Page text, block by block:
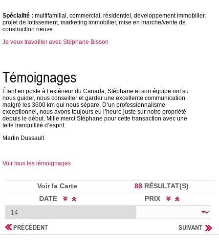
Spécialité : multifamilial, commercial, résidentiel, développement immobilier,
projet de lotissement, marketing immobilier, mise en marche/vente de
construction neuve
Je veux travailler avec Stéphane Bisson
Témoignages
Étant en poste à l’extérieur du Canada, Stéphane et son équipe ont su
nous guider, nous conseiller et garder une excellente communication
malgré les 3600 km qui nous sépare. D’un professionnalisme
exceptionnel, nous avons toujours eu l’heure juste sur notre propriété
depuis le début. Mille merci Stéphane pour cette transaction avec une
telle tranquillité d’esprit.
Martin Dussault
Voir tous les témoignages
Voir la Carte 88 RÉSULTAT(S)
DATE
PRIX
SUIVANT
PRÉCÉDENT